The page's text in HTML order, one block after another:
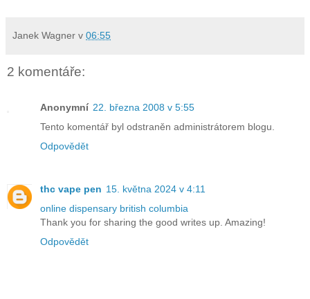
Janek Wagner v 06:55
2 komentáře:
Anonymní 22. března 2008 v 5:55
Tento komentář byl odstraněn administrátorem blogu.
Odpovědět
thc vape pen 15. května 2024 v 4:11
online dispensary british columbia
Thank you for sharing the good writes up. Amazing!
Odpovědět